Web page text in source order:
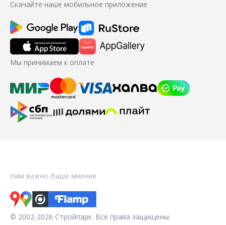
Скачайте наше мобильное приложение
Мы принимаем к оплате
Нам важно Ваше мнение
© 2002-2026 Стройпарк. Все права защищены.